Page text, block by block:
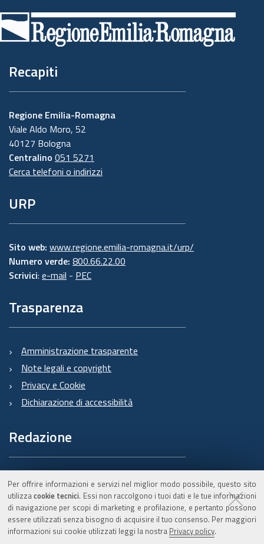
Per offrire informazioni e servizi nel miglior modo possibile, questo sito
utilizzacookie tecnici. Essi non raccolgono i tuoi dati e le tue informazioni
di navigazione per scopi di marketing e profilazione, e pertanto possono
essere utilizzati senza bisogno di acquisire il tuo consenso. Per maggiori
informazioni sui cookie utilizzati leggi la nostra Privacy policy.
di
pagina
Recapiti
Regione Emilia-Romagna
Viale Aldo Moro, 52
40127 Bologna
Centralino 051 5271
Cerca telefoni o indirizzi
URP
Sito web: www.regione.emilia-romagna.it/urp/
Numero verde: 800.66.22.00
Scrivici: e-mail - PEC
Trasparenza
Amministrazione trasparente
Note legali e copyright
Privacy e Cookie
Dichiarazione di accessibilità
Redazione
Informazioni sul Burert
e contatti